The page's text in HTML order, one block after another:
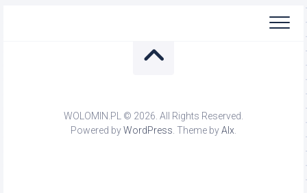
WOLOMIN.PL © 2026. All Rights Reserved.
Powered byWordPress. Theme byAlx.